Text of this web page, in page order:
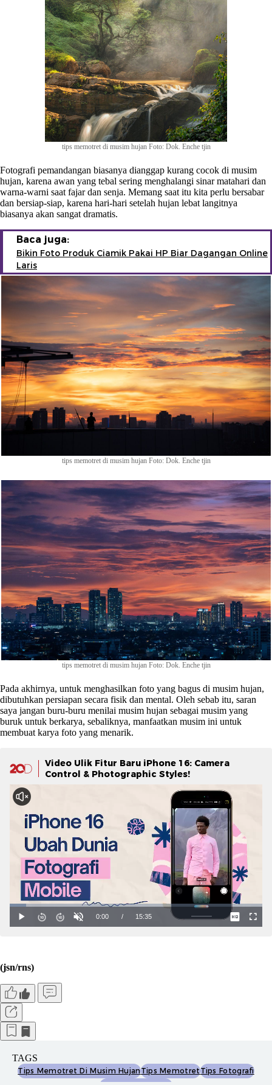
tips memotret di musim hujan Foto: Dok. Enche tjin
Fotografi pemandangan biasanya dianggap kurang cocok di musim
hujan, karena awan yang tebal sering menghalangi sinar matahari dan
warna-warni saat fajar dan senja. Memang saat itu kita perlu bersabar
dan bersiap-siap, karena hari-hari setelah hujan lebat langitnya
biasanya akan sangat dramatis.
Baca juga:
Bikin Foto Produk Ciamik Pakai HP Biar Dagangan Online
Laris
tips memotret di musim hujan Foto: Dok. Enche tjin
tips memotret di musim hujan Foto: Dok. Enche tjin
Pada akhirnya, untuk menghasilkan foto yang bagus di musim hujan,
dibutuhkan persiapan secara fisik dan mental. Oleh sebab itu, saran
saya jangan buru-buru menilai musim hujan sebagai musim yang
buruk untuk berkarya, sebaliknya, manfaatkan musim ini untuk
membuat karya foto yang menarik.
Video Ulik Fitur Baru iPhone 16: Camera
Control & Photographic Styles!
(jsn/rns)
TAGS
Tips Memotret Di Musim HujanTips MemotretTips Fotografi